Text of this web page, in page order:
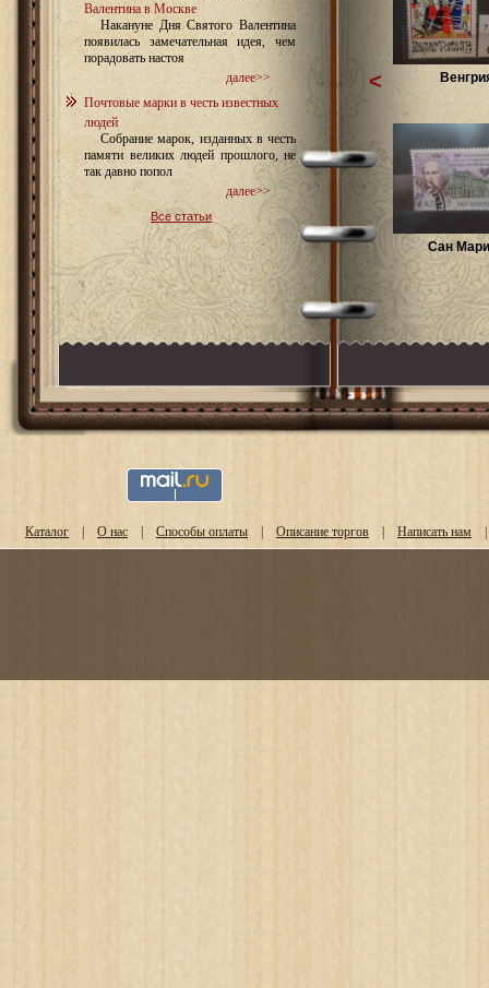
Валентина в Москве
Накануне Дня Святого Валентина
появилась замечательная идея, чем
порадовать настоя
далее>>
Почтовые марки в честь известных
людей
Собрание марок, изданных в честь
памяти великих людей прошлого, не
так давно попол
далее>>
Все статьи
Сан
<
Каталог | О нас | Способы оплаты | Описание торгов | Написать нам |